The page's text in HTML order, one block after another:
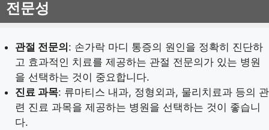
전문성
관절 전문의: 손가락 마디 통증의 원인을 정확히 진단하
고 효과적인 치료를 제공하는 관절 전문의가 있는 병원
을 선택하는 것이 중요합니다.
진료 과목: 류마티스 내과, 정형외과, 물리치료과 등의 관
련 진료 과목을 제공하는 병원을 선택하는 것이 좋습니
다.